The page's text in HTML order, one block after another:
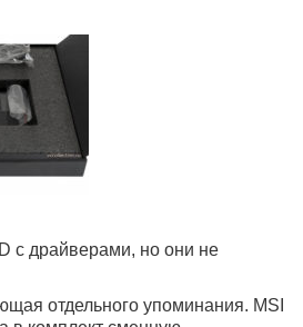
с драйверами, но они не
отдельного упоминания. MSI